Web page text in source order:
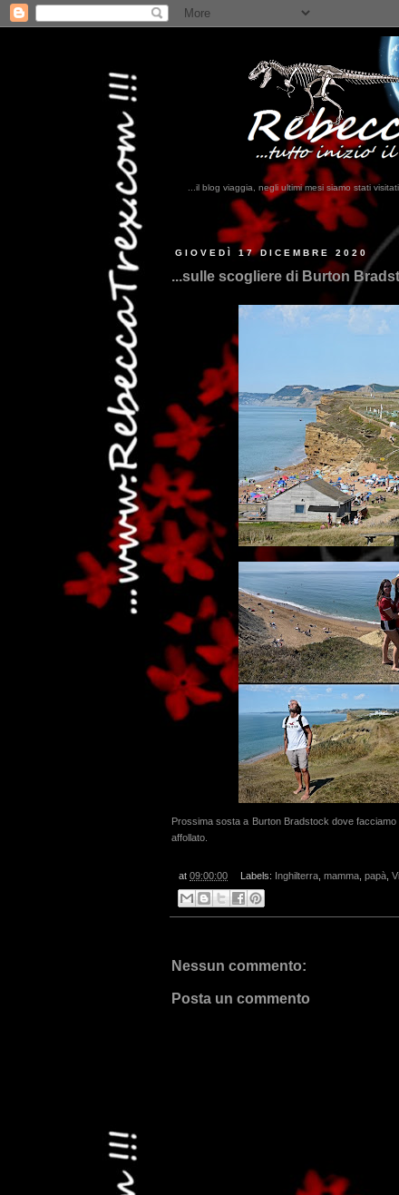
...il blog viaggia, negli ultimi mesi siamo stati
...qui
GIOVEDÌ 17 DICEMBRE 2020
...sulle scogliere di Burton
Prossima sosta a Burton Bradstock dove
affollato.
at 09:00:00 Labels: Inghilterra, mamma, papà,
Nessun commento:
Posta un commento